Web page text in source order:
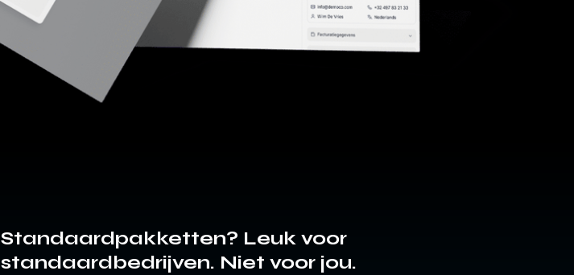
Standaardpakketten? Leuk voor
standaardbedrijven. Niet voor jou.